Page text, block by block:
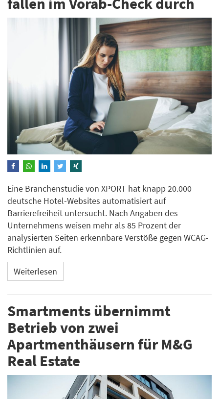
Eine Branchenstudie von XPORT hat knapp 20.000
deutsche Hotel-Websites automatisiert auf
Barrierefreiheit untersucht. Nach Angaben des
Unternehmens weisen mehr als 85 Prozent der
analysierten Seiten erkennbare Verstöße gegen WCAG-
Richtlinien auf.
Weiterlesen
Smartments übernimmt
Betrieb von zwei
Apartmenthäusern für M&G
Real Estate